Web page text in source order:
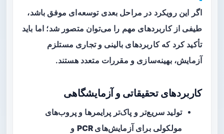
اگر این رویکرد در مراحل بعدی توسعه‌ای موفق باشد،
طیفی از کاربردهای مهم را می‌توان متصور شد؛ اما باید
تأکید کرد که کاربردهای بالینی و تجاری مستلزم
آزمایش، بهینه‌سازی و مقررات متعدد هستند.
کاربردهای تحقیقاتی و آزمایشگاهی
تولید سریع‌تر و پاک‌تر پرایمرها و پروب‌های
مولکولی برایآزمایش‌های PCR
و